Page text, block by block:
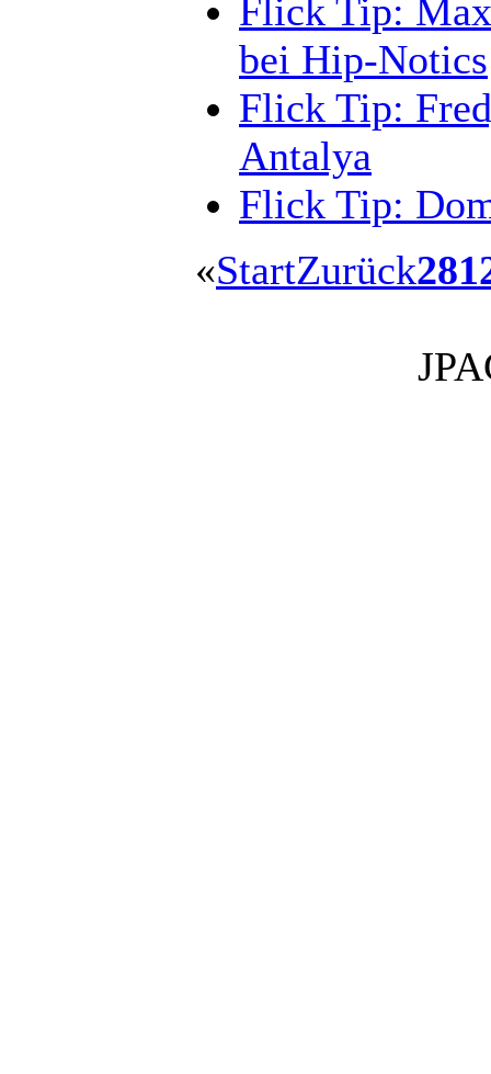
Flick Tip:
bei Hip-Notics
Flick Tip:
Antalya
Flick Tip:
«StartZurück281